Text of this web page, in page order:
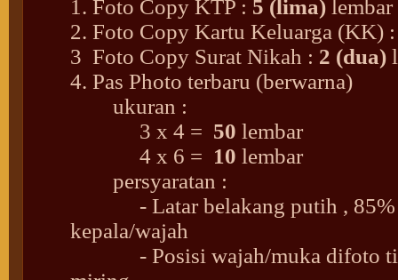
1. Foto Copy KTP : 5 (lima) lembar
2. Foto Copy Kartu Keluarga (KK)
3 Foto Copy Surat Nikah : 2 (dua)
4. Pas Photo terbaru (berwarna)
ukuran :
3 x 4 = 50 lembar
4 x 6 = 10 lembar
persyaratan :
- Latar belakang putih , 85%
kepala/wajah
- Posisi wajah/muka difoto